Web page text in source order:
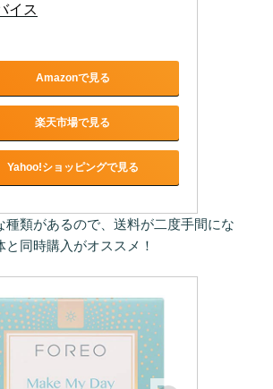
イス
Amazonで見る
楽天市場で見る
Yahoo!ショッピングで見る
種類があるので、送料が二度手間にな
と同時購入がオススメ！